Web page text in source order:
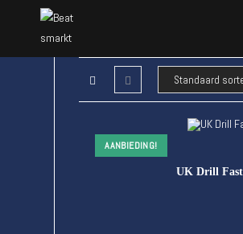
AANBIEDING!
UK Drill